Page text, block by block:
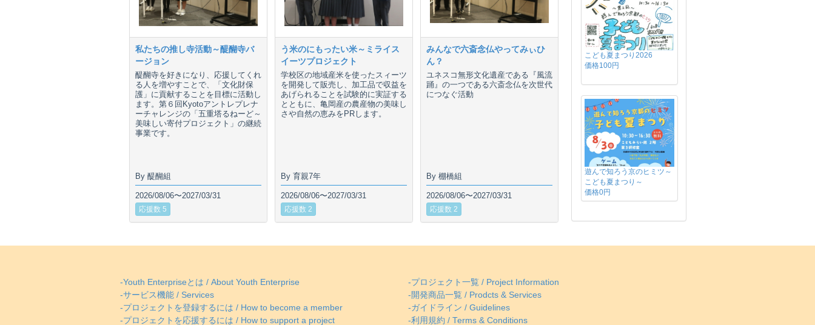
私たちの推し寺活動～醍醐寺バ
ージョン
醍醐寺を好きになり、応援してくれ
る人を増やすことで、「文化財保
護」に貢献することを目標に活動し
ます。第６回Kyotoアントレプレナ
ーチャレンジの「五重塔るねーど～
美味しい寄付プロジェクト」の継続
事業です。
By 醍醐組
2026/08/06〜2027/03/31
応援数 5
う米のにもったい米～ミライス
イーツプロジェクト
学校区の地域産米を使ったスィーツ
を開発して販売し、加工品で収益を
あげられることを試験的に実証する
とともに、亀岡産の農産物の美味し
さや自然の恵みをPRします。
By 育親7年
2026/08/06〜2027/03/31
応援数 2
みんなで六斎念仏やってみぃひ
ん？
ユネスコ無形文化遺産である『風流
踊』の一つである六斎念仏を次世代
につなぐ活動
By 棚橋組
2026/08/06〜2027/03/31
応援数 2
こども夏まつり2026
価格100円
遊んで知ろう京のヒミツ～
こども夏まつり～
価格0円
-Youth Enterpriseとは / About Youth Enterprise
-プロジェクト一覧 / Project Information
-サービス機能 / Services
-開発商品一覧 / Prodcts & Services
-プロジェクトを登録するには / How to become a member
-ガイドライン / Guidelines
-プロジェクトを応援するには / How to support a project
-利用規約 / Terms & Conditions